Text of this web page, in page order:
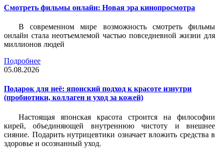
Смотреть фильмы онлайн: Новая эра кинопросмотра
В современном мире возможность смотреть фильмы
онлайн стала неотъемлемой частью повседневной жизни для
миллионов людей
Подробнее
05.08.2026
Подарок для неё: японский подход к красоте изнутри
(пробиотики, коллаген и уход за кожей)
Настоящая японская красота строится на философии
кирей, объединяющей внутреннюю чистоту и внешнее
сияние. Подарить нутрицевтики означает вложить средства в
здоровье и осознанный уход.